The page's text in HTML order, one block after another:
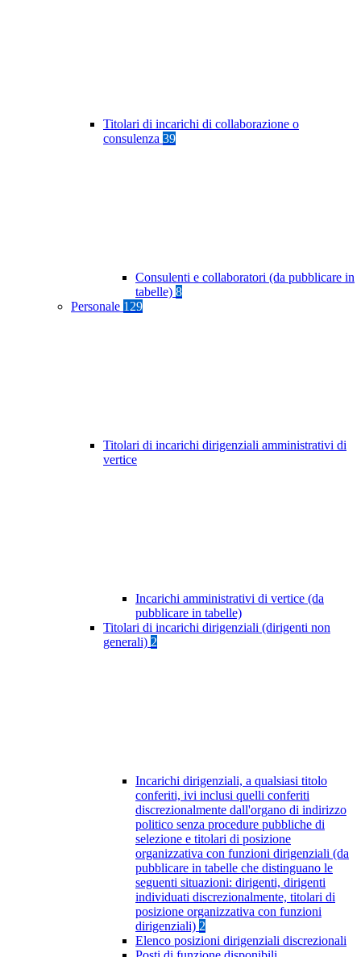
Titolari di incarichi di collaborazione o
consulenza 39
Consulenti e collaboratori (da pubblicare in
tabelle) 8
Personale 129
Titolari di incarichi dirigenziali amministrativi di
vertice
Incarichi amministrativi di vertice (da
pubblicare in tabelle)
Titolari di incarichi dirigenziali (dirigenti non
generali) 2
Incarichi dirigenziali, a qualsiasi titolo
conferiti, ivi inclusi quelli conferiti
discrezionalmente dall'organo di indirizzo
politico senza procedure pubbliche di
selezione e titolari di posizione
organizzativa con funzioni dirigenziali (da
pubblicare in tabelle che distinguano le
seguenti situazioni: dirigenti, dirigenti
individuati discrezionalmente, titolari di
posizione organizzativa con funzioni
dirigenziali) 2
Elenco posizioni dirigenziali discrezionali